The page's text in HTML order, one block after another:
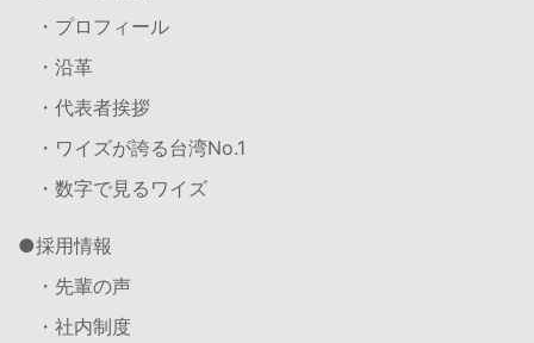
・プロフィール
・沿革
・代表者挨拶
・ワイズが誇る台湾No.1
・数字で見るワイズ
採用情報
・先輩の声
・社内制度